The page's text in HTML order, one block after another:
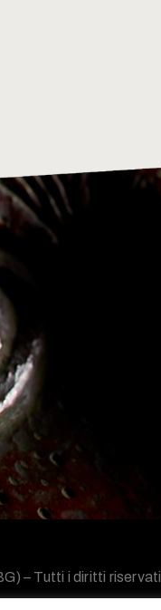
– Tutti i diritti riservati